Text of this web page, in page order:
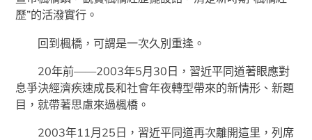
歷”的活潑實行。
回到楓橋，可謂是一次久別重逢。
20年前——2003年5月30日，習近平同道著眼應對
息爭決經濟疾速成長和社會年夜轉型帶來的新情形、新題
目，就帶著思慮來過楓橋。
2003年11月25日，習近平同道再次離開這里，列席